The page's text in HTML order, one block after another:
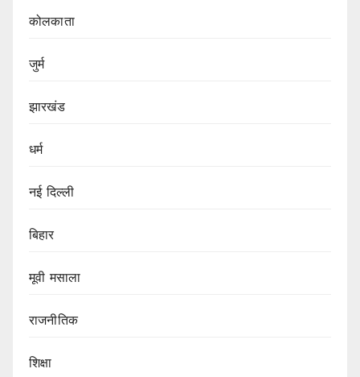
कोलकाता
जुर्म
झारखंड
धर्म
नई दिल्ली
बिहार
मूवी मसाला
राजनीतिक
शिक्षा